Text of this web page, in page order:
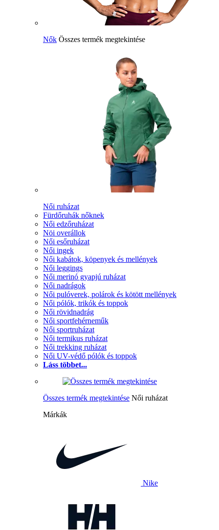
Nők Összes termék megtekintése
Női ruházat
Fürdőruhák nőknek
Női edzőruházat
Nöi overállok
Női esőruházat
Női ingek
Női kabátok, köpenyek és mellények
Női leggings
Női merinó gyapjú ruházat
Női nadrágok
Női pulóverek, polárok és kötött mellények
Női pólók, trikók és toppok
Női rövidnadrág
Női sportfehérneműk
Női sportruházat
Női termikus ruházat
Női trekking ruházat
Női UV-védő pólók és toppok
Láss többet...
Összes termék megtekintése Női ruházat
Márkák
Nike